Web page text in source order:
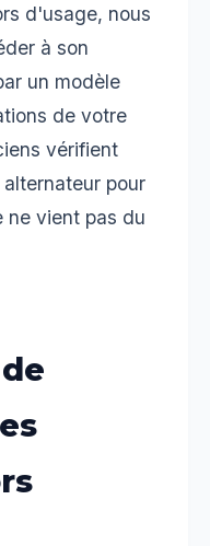
d'usage, nous
à son
un modèle
de votre
vérifient
pour
ne vient pas du